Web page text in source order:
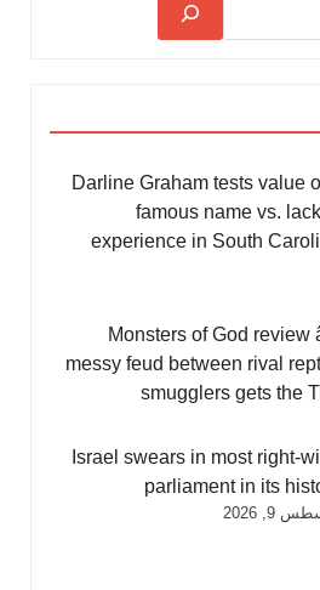
Darline Graham tests value
famous name vs.
experience in South
Monsters of God review
messy feud between rival
smugglers gets the
Israel swears in most right-
parliament in its
9, 2026